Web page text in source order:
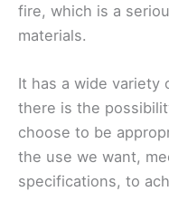
fire, which is a
materials.
It has a wide variety
there is the
choose to be
the use we want,
specifications, to